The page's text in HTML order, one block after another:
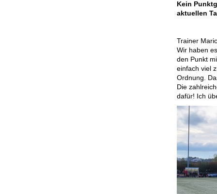
Kein
aktuellen
Trainer
Wir haben
den Punkt
einfach viel
Ordnung.
Die
dafür! Ich